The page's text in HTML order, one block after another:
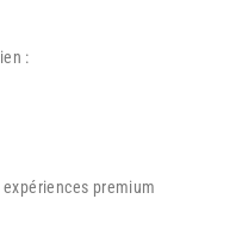
:
premium